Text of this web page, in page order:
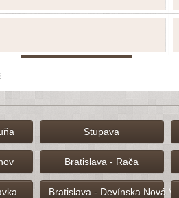
Stupava
Bratislava - Rača
Bratislava - Devínska Nová Ves